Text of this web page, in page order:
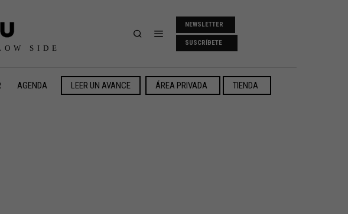
SIDE
NEWSLETTER
SUSCRÍBETE
AGENDA LEER UN AVANCE ÁREA PRIVADA TIENDA